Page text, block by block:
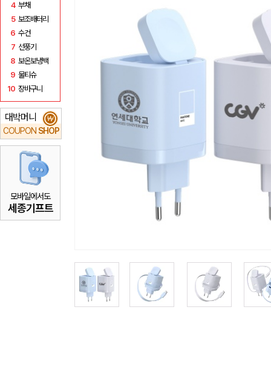
4 부채
5 보조배터리
6 수건
7 선풍기
8 보온보냉백
9 물티슈
10 장바구니
대박머니
COUPON SHOP
₩
모바일에서도
세종기프트